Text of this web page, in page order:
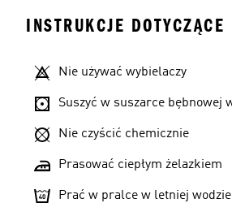
INSTRUKCJE DOTYCZĄCE
Nie używać wybielaczy
Suszyć w suszarce bębnowej
Nie czyścić chemicznie
Prasować ciepłym żelazkiem
Prać w pralce w letniej wodzie